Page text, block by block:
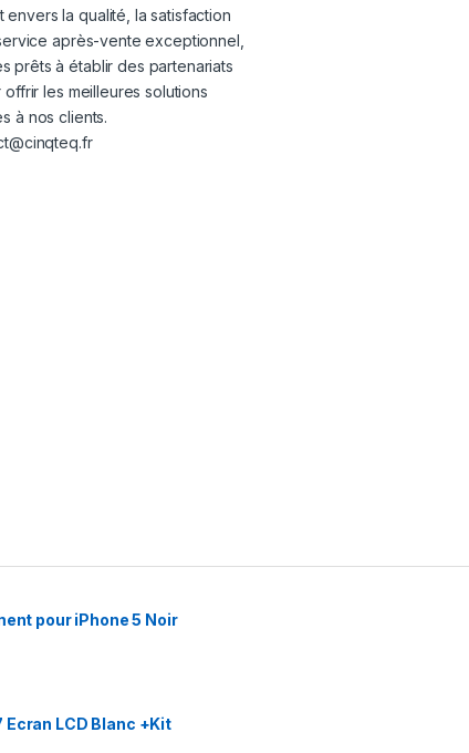
envers la qualité, la satisfaction
après-vente exceptionnel,
prêts à établir des partenariats
les meilleures solutions
à nos clients.
pour iPhone 5 Noir
Ecran LCD Blanc +Kit